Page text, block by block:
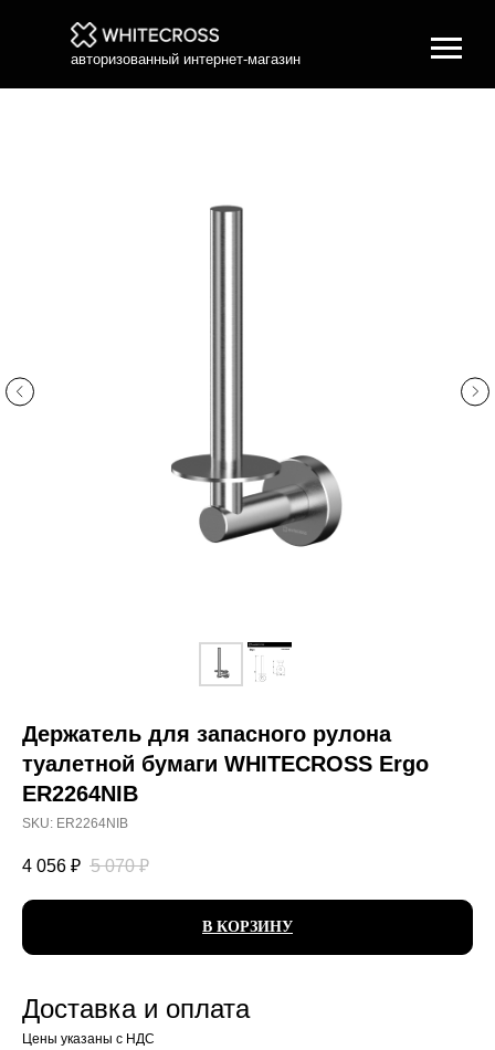
авторизованный интернет-магазин
Держатель для запасного рулона
туалетной бумаги WHITECROSS Ergo
ER2264NIB
SKU: ER2264NIB
4 056 ₽ 5 070 ₽
В КОРЗИНУ
Доставка и оплата
Цены указаны с НДС